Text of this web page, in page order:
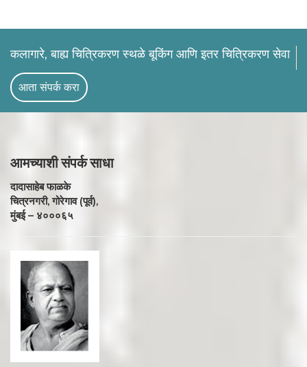
कलागारे, बाह्य चित्रिकरण स्थळे बूकिंग आणि इतर चित्रिकरण सेवा
आता संपर्क करा
आमच्याशीसंपर्क साधा
दादासाहेब फाळके
चित्रनगरी, गोरेगाव (पूर्व),
मुंबई – ४०००६५